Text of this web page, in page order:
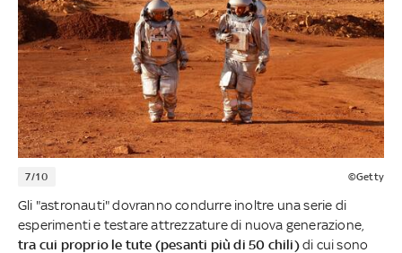
7/10 ©Getty
Gli "astronauti" dovranno condurre inoltre una serie di
esperimenti e testare attrezzature di nuova generazione,
tra cui proprio le tute (pesanti più di 50 chili)di cui sono